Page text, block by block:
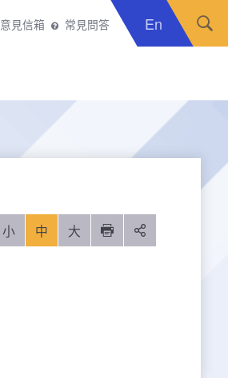
意見信箱 常見問答 En
小 中 大 列印